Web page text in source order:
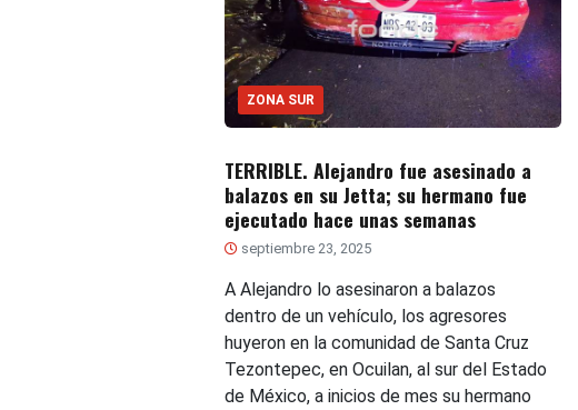
ZONA SUR
TERRIBLE. Alejandro fue asesinado a
balazos en su Jetta; su hermano fue
ejecutado hace unas semanas
septiembre 23, 2025
A Alejandro lo asesinaron a balazos
dentro de un vehículo, los agresores
huyeron en la comunidad de Santa Cruz
Tezontepec, en Ocuilan, al sur del Estado
de México, a inicios de mes su hermano